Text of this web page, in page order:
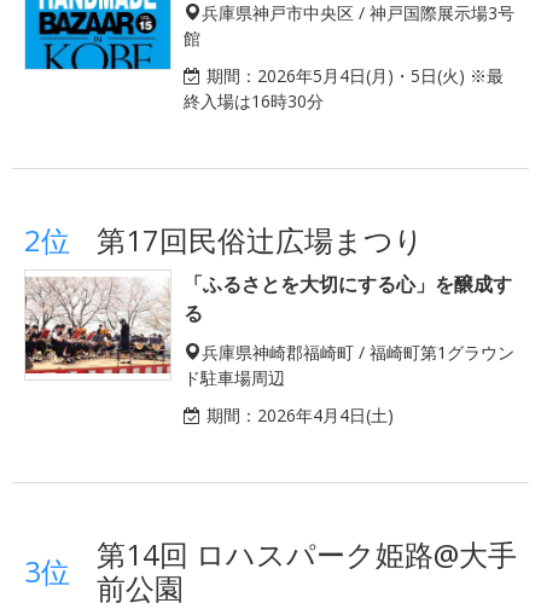
兵庫県神戸市中央区 / 神戸国際展示場3号
館
期間： 2026年5月4日(月)・5日(火) ※最
終入場は16時30分
2位 第17回民俗辻広場まつり
「ふるさとを大切にする心」を醸成す
る
兵庫県神崎郡福崎町 / 福崎町第1グラウン
ド駐車場周辺
期間： 2026年4月4日(土)
3位
第14回 ロハスパーク姫路@大手
前公園